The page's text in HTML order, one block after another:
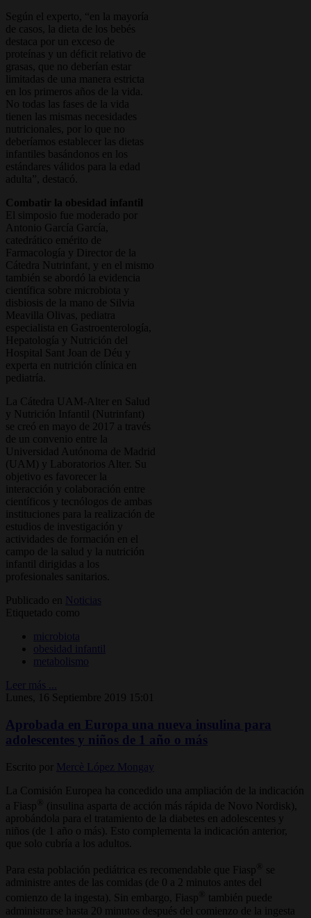
Según el experto, “en la mayoría
de casos, la dieta de los bebés
destaca por un exceso de
proteínas y un déficit relativo de
grasas, que no deberían estar
limitadas de una manera estricta
en los primeros años de la vida.
No todas las fases de la vida
tienen las mismas necesidades
nutricionales, por lo que no
deberíamos establecer las dietas
infantiles basándonos en los
estándares válidos para la edad
adulta”, destacó.
Combatir la obesidad infantil
El simposio fue moderado por
Antonio García García,
catedrático emérito de
Farmacología y Director de la
Cátedra Nutrinfant, y en el mismo
también se abordó la evidencia
científica sobre microbiota y
disbiosis de la mano de Silvia
Meavilla Olivas, pediatra
especialista en Gastroenterología,
Hepatología y Nutrición del
Hospital Sant Joan de Déu y
experta en nutrición clínica en
pediatría.
La Cátedra UAM-Alter en Salud
y Nutrición Infantil (Nutrinfant)
se creó en mayo de 2017 a través
de un convenio entre la
Universidad Autónoma de Madrid
(UAM) y Laboratorios Alter. Su
objetivo es favorecer la
interacción y colaboración entre
científicos y tecnólogos de ambas
instituciones para la realización de
estudios de investigación y
actividades de formación en el
campo de la salud y la nutrición
infantil dirigidas a los
profesionales sanitarios.
Publicado en
Noticias
Etiquetado como
microbiota
obesidad infantil
metabolismo
Leer más ...
Lunes, 16 Septiembre 2019 15:01
Aprobada en Europa una nueva insulina para
adolescentes y niños de 1 año o más
Escrito por
Mercè López Mongay
La Comisión Europea ha concedido una ampliación de la indicación
a Fiasp
(insulina asparta de acción más rápida de Novo Nordisk),
aprobándola para el tratamiento de la diabetes en adolescentes y
niños (de 1 año o más). Esto complementa la indicación anterior,
que solo cubría a los adultos.
Para esta población pediátrica es recomendable que Fiasp
se
administre antes de las comidas (de 0 a 2 minutos antes del
comienzo de la ingesta). Sin embargo, Fiasp
también puede
administrarse hasta 20 minutos después del comienzo de la ingesta